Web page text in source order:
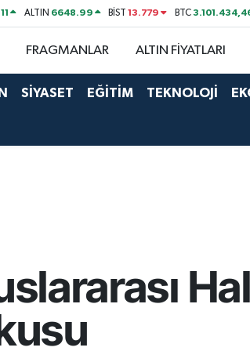
ALTIN 6648.99 BİST13.779 BTC
FRAGMANLAR ALTIN FİYATLARI
SİYASET EĞİTİM TEKNOLOJİ